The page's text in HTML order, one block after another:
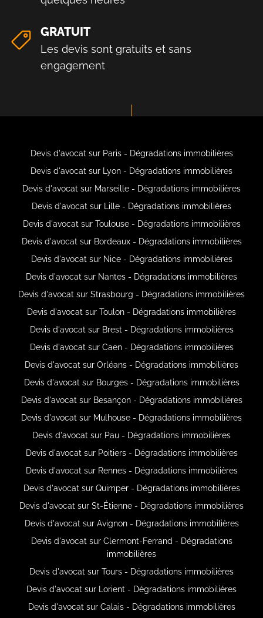
GRATUIT
Les devis sont gratuits et sans
engagement
Devis d'avocat sur Paris - Dégradations immobilières
Devis d'avocat sur Lyon - Dégradations immobilières
Devis d'avocat sur Marseille - Dégradations immobilières
Devis d'avocat sur Lille - Dégradations immobilières
Devis d'avocat sur Toulouse - Dégradations immobilières
Devis d'avocat sur Bordeaux - Dégradations immobilières
Devis d'avocat sur Nice - Dégradations immobilières
Devis d'avocat sur Nantes - Dégradations immobilières
Devis d'avocat sur Strasbourg - Dégradations immobilières
Devis d'avocat sur Toulon - Dégradations immobilières
Devis d'avocat sur Brest - Dégradations immobilières
Devis d'avocat sur Caen - Dégradations immobilières
Devis d'avocat sur Orléans - Dégradations immobilières
Devis d'avocat sur Bourges - Dégradations immobilières
Devis d'avocat sur Besançon - Dégradations immobilières
Devis d'avocat sur Mulhouse - Dégradations immobilières
Devis d'avocat sur Pau - Dégradations immobilières
Devis d'avocat sur Poitiers - Dégradations immobilières
Devis d'avocat sur Rennes - Dégradations immobilières
Devis d'avocat sur Quimper - Dégradations immobilières
Devis d'avocat sur St-Étienne - Dégradations immobilières
Devis d'avocat sur Avignon - Dégradations immobilières
Devis d'avocat sur Clermont-Ferrand - Dégradations
immobilières
Devis d'avocat sur Tours - Dégradations immobilières
Devis d'avocat sur Lorient - Dégradations immobilières
Devis d'avocat sur Calais - Dégradations immobilières